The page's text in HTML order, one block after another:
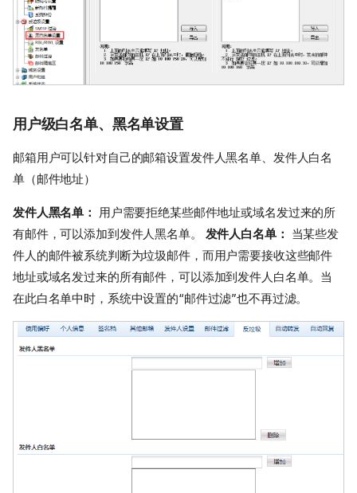
用户级白名单、黑名单设置
邮箱用户可以针对自己的邮箱设置发件人黑名单、发件人白名
单（邮件地址）
发件人黑名单： 用户需要拒绝某些邮件地址或域名发过来的所
有邮件，可以添加到发件人黑名单。 发件人白名单： 当某些发
件人的邮件被系统判断为垃圾邮件，而用户需要接收这些邮件
地址或域名发过来的所有邮件，可以添加到发件人白名单。当
在此白名单中时，系统中设置的“邮件过滤”也不再过滤。